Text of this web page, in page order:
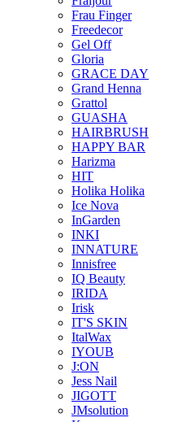
Frau Finger
Freedecor
Gel Off
Gloria
GRACE DAY
Grand Henna
Grattol
GUASHA
HAIRBRUSH
HAPPY BAR
Harizma
HIT
Holika Holika
Ice Nova
InGarden
INKI
INNATURE
Innisfree
IQ Beauty
IRIDA
Irisk
IT'S SKIN
ItalWax
IYOUB
J:ON
Jess Nail
JIGOTT
JMsolution